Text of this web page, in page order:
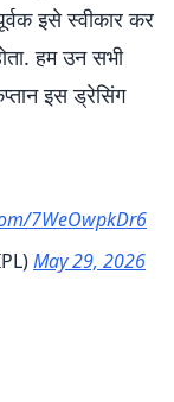
इसे स्वीकार कर
हम उन सभी
इस ड्रेसिंग
7WeOwpkDr6
May 29, 2026